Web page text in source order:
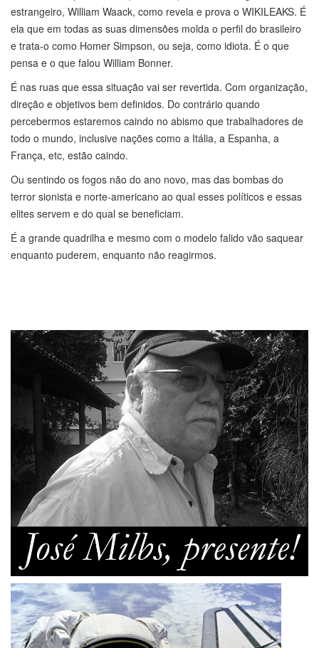
estrangeiro, William Waack, como revela e prova o WIKILEAKS. É
ela que em todas as suas dimensões molda o perfil do brasileiro
e trata-o como Homer Simpson, ou seja, como idiota. É o que
pensa e o que falou William Bonner.
É nas ruas que essa situação vai ser revertida. Com organização,
direção e objetivos bem definidos. Do contrário quando
percebermos estaremos caindo no abismo que trabalhadores de
todo o mundo, inclusive nações como a Itália, a Espanha, a
França, etc, estão caindo.
Ou sentindo os fogos não do ano novo, mas das bombas do
terror sionista e norte-americano ao qual esses políticos e essas
elites servem e do qual se beneficiam.
É a grande quadrilha e mesmo com o modelo falido vão saquear
enquanto puderem, enquanto não reagirmos.